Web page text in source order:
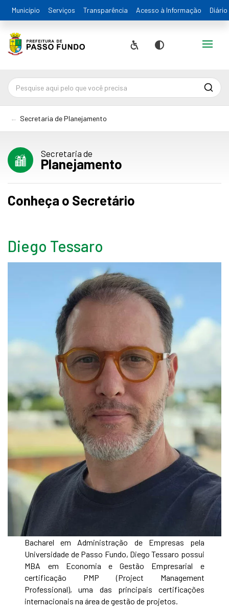
Município Serviços Transparência Acesso à Informação
Acessibilidade
Contraste
Alternar
Secretaria de Planejamento
Secretaria de
Planejamento
Conheça o Secretário
Diego Tessaro
Bacharel em Administração de Empresas pela
Universidade de Passo Fundo, Diego Tessaro possui
MBA em Economia e Gestão Empresarial e
certificação PMP (Project Management
Professional), uma das principais certificações
internacionais na área de gestão de projetos.